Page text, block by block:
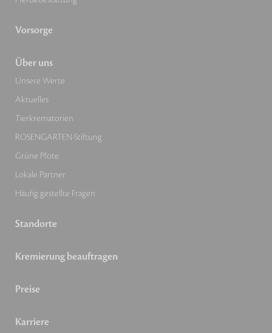
Vorsorge
Über uns
Unsere Werte
Aktuelles
Tierkrematorien
ROSENGARTEN-Stiftung
Grüne Pfote
Lokale Partner
Häufig gestellte Fragen
Standorte
Kremierung beauftragen
Preise
Karriere